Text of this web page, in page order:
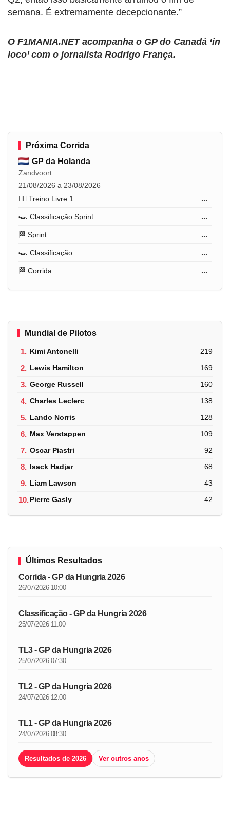
semana. É extremamente decepcionante.”
O F1MANIA.NET acompanha o GP do Canadá ‘in
loco’ com o jornalista Rodrigo França.
Próxima Corrida
GP da Holanda
Zandvoort
21/08/2026 a 23/08/2026
🏋️‍♂️ Treino Livre 1
...
🏎️ Classificação Sprint ...
🏁 Sprint ...
🏎️ Classificação ...
🏁 Corrida ...
Mundial de Pilotos
1. Kimi Antonelli 219
2. Lewis Hamilton 169
3. George Russell 160
4. Charles Leclerc 138
5. Lando Norris 128
6. Max Verstappen 109
7. Oscar Piastri 92
8. Isack Hadjar 68
9. Liam Lawson 43
10.Pierre Gasly 42
Últimos Resultados
Corrida - GP da Hungria 2026
26/07/2026 10:00
Classificação - GP da Hungria 2026
25/07/2026 11:00
TL3 - GP da Hungria 2026
25/07/2026 07:30
TL2 - GP da Hungria 2026
24/07/2026 12:00
TL1 - GP da Hungria 2026
24/07/2026 08:30
Resultados de 2026 Ver outros anos